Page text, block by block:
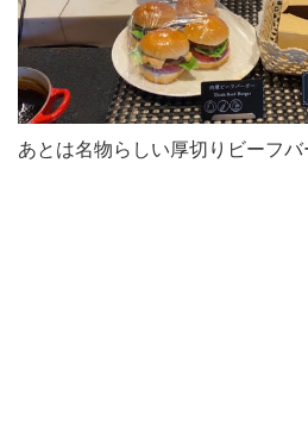
あとは名物らしい厚切りビーフ